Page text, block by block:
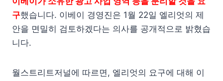
구했습니다. 이베이 경영진은 1월 22일 엘리엇의 제
안을 면밀히 검토하겠다는 의사를 공개적으로 밝혔습
니다.
월스트리트저널에 따르면, 엘리엇의 요구에 대해 이